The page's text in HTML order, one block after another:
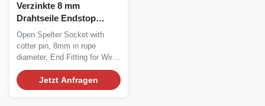
Verzinkte 8 mm
Drahtseile Endstop
Offene Spelter
Steckdosen mit Cotter
Pin SOA-08
Open Spelter Socket with
cotter pin, 8mm in rope
diameter, End Fitting for Wire
Rope, long-term...
Jetzt Anfragen